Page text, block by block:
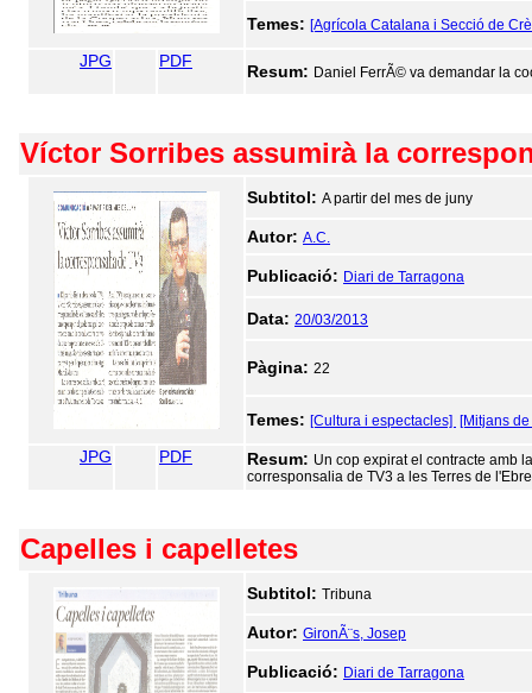
Temes: [Agrícola Catalana i Secció de
JPG PDF
Resum: Daniel FerrÃ© va demandar la
Víctor Sorribes assumirà la
Subtitol: A partir del mes de juny
Autor: A.C.
Publicació: Diari de Tarragona
Data: 20/03/2013
Pàgina: 22
Temes: [Cultura i espectacles] [Mitjans
JPG PDF Resum: Un cop expirat el contracte amb
corresponsalia de TV3 a les Terres de
Capelles i capelletes
Subtitol: Tribuna
Autor: GironÃ¨s, Josep
Publicació: Diari de Tarragona